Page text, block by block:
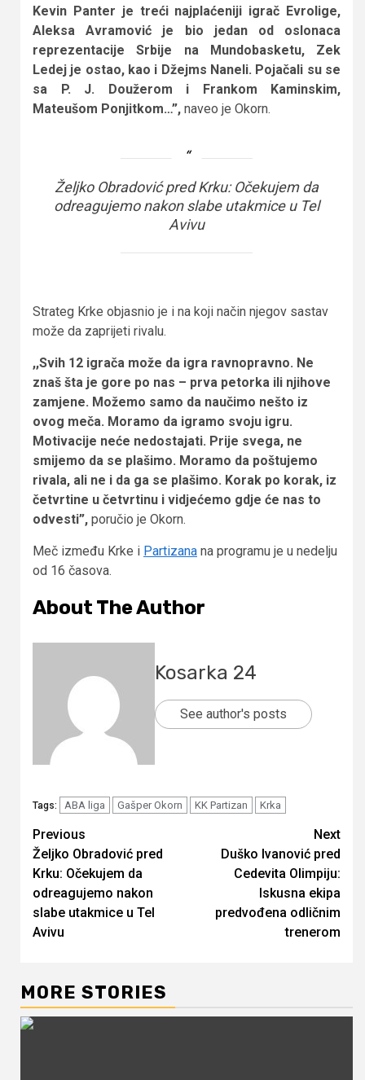
Kevin Panter je treći najplaćeniji igrač Evrolige,
Aleksa Avramović je bio jedan od oslonaca
reprezentacije Srbije na Mundobasketu, Zek
Ledej je ostao, kao i Džejms Naneli. Pojačali su se
sa P. J. Doužerom i Frankom Kaminskim,
Mateušom Ponjitkom…”, naveo je Okorn.
Željko Obradović pred Krku: Očekujem da
odreagujemo nakon slabe utakmice u Tel
Avivu
Strateg Krke objasnio je i na koji način njegov sastav
može da zaprijeti rivalu.
,,Svih 12 igrača može da igra ravnopravno. Ne
znaš šta je gore po nas – prva petorka ili njihove
zamjene. Možemo samo da naučimo nešto iz
ovog meča. Moramo da igramo svoju igru.
Motivacije neće nedostajati. Prije svega, ne
smijemo da se plašimo. Moramo da poštujemo
rivala, ali ne i da ga se plašimo. Korak po korak, iz
četvrtine u četvrtinu i vidjećemo gdje će nas to
odvesti”, poručio je Okorn.
Meč između Krke i Partizana na programu je u nedelju
od 16 časova.
About The Author
Kosarka 24
See author's posts
Tags: ABA liga Gašper Okorn KK Partizan Krka
Continue
Reading
Previous
Željko Obradović pred
Krku: Očekujem da
odreagujemo nakon
slabe utakmice u Tel
Avivu
Next
Duško Ivanović pred
Cedevita Olimpiju:
Iskusna ekipa
predvođena odličnim
trenerom
MORE STORIES